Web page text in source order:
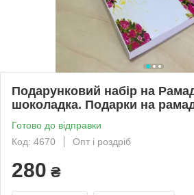
Подарунковий набір на
шоколадка. Подарки на
Готово до відправки
Код: 4670
Опт і роздріб
280 ₴